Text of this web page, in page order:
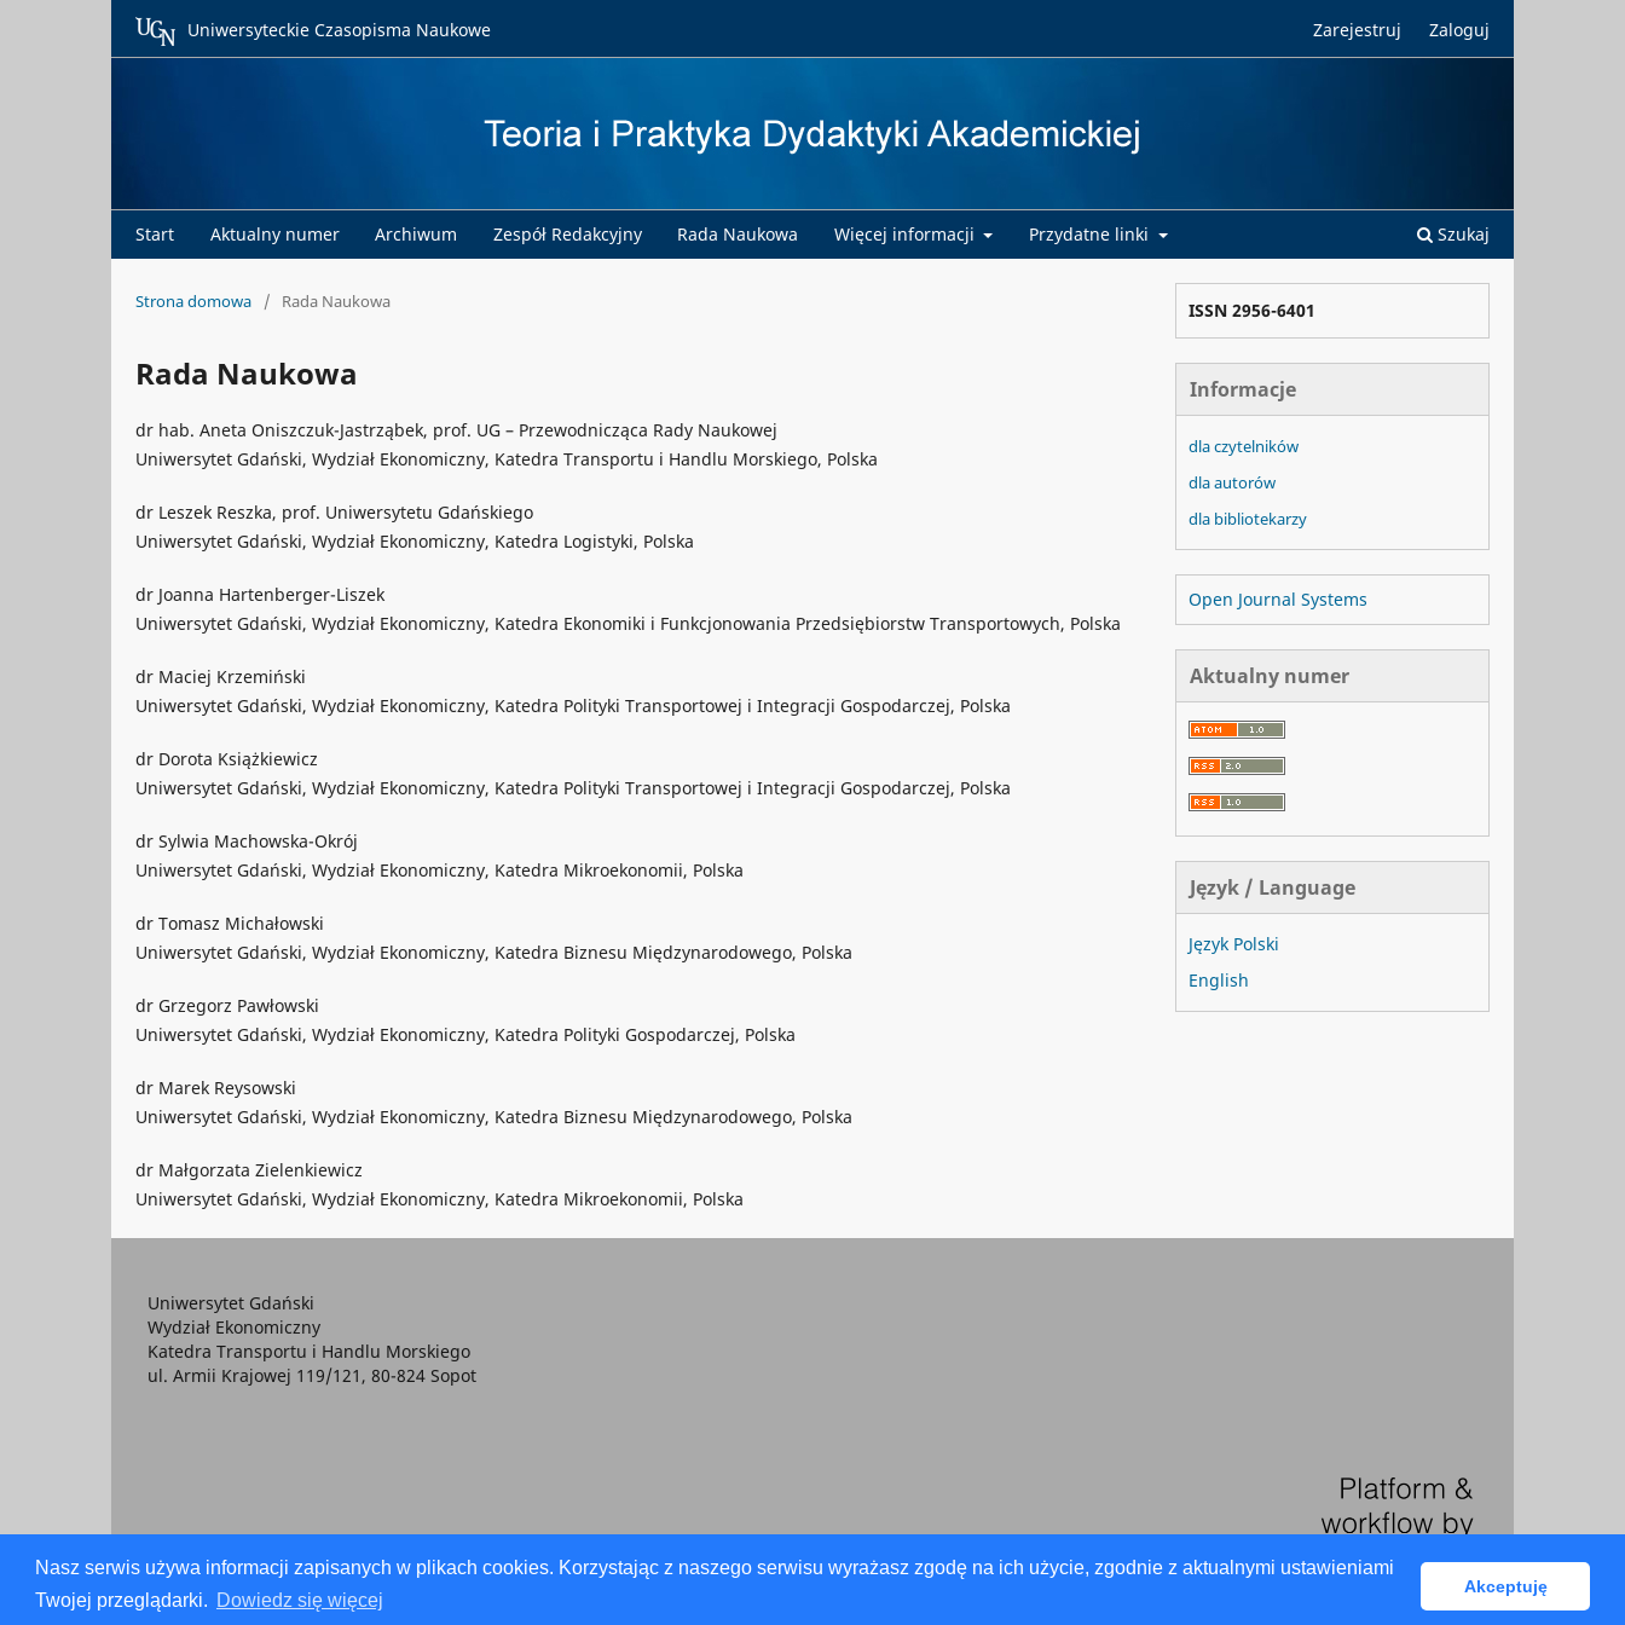
Nasz serwis używa informacji zapisanych w plikach cookies. Korzystając z naszego serwisu wyrażasz zgodę na ich użycie, zgodnie z aktualnymi ustawieniami
Twojej przeglądarki. Dowiedz się więcej
Akceptuję
Start Aktualny numer Archiwum Zespół Redakcyjny Rada Naukowa Więcej informacji Przydatne linki Szukaj
Zarejestruj Zaloguj
Uniwersyteckie Czasopisma Naukowe
Strona domowa / Rada Naukowa
Rada Naukowa
dr hab. Aneta Oniszczuk-Jastrząbek, prof. UG – Przewodnicząca Rady Naukowej
Uniwersytet Gdański, Wydział Ekonomiczny, Katedra Transportu i Handlu Morskiego, Polska
dr Leszek Reszka, prof. Uniwersytetu Gdańskiego
Uniwersytet Gdański, Wydział Ekonomiczny, Katedra Logistyki, Polska
dr Joanna Hartenberger-Liszek
Uniwersytet Gdański, Wydział Ekonomiczny, Katedra Ekonomiki i Funkcjonowania Przedsiębiorstw Transportowych, Polska
dr Maciej Krzemiński
Uniwersytet Gdański, Wydział Ekonomiczny, Katedra Polityki Transportowej i Integracji Gospodarczej, Polska
dr Dorota Książkiewicz
Uniwersytet Gdański, Wydział Ekonomiczny, Katedra Polityki Transportowej i Integracji Gospodarczej, Polska
dr Sylwia Machowska-Okrój
Uniwersytet Gdański, Wydział Ekonomiczny, Katedra Mikroekonomii, Polska
dr Tomasz Michałowski
Uniwersytet Gdański, Wydział Ekonomiczny, Katedra Biznesu Międzynarodowego, Polska
dr Grzegorz Pawłowski
Uniwersytet Gdański, Wydział Ekonomiczny, Katedra Polityki Gospodarczej, Polska
dr Marek Reysowski
Uniwersytet Gdański, Wydział Ekonomiczny, Katedra Biznesu Międzynarodowego, Polska
dr Małgorzata Zielenkiewicz
Uniwersytet Gdański, Wydział Ekonomiczny, Katedra Mikroekonomii, Polska
ISSN 2956-6401
Informacje
dla czytelników
dla autorów
dla bibliotekarzy
Open Journal Systems
Aktualny numer
Język / Language
Język Polski
English
Uniwersytet Gdański
Wydział Ekonomiczny
Katedra Transportu i Handlu Morskiego
ul. Armii Krajowej 119/121, 80-824 Sopot